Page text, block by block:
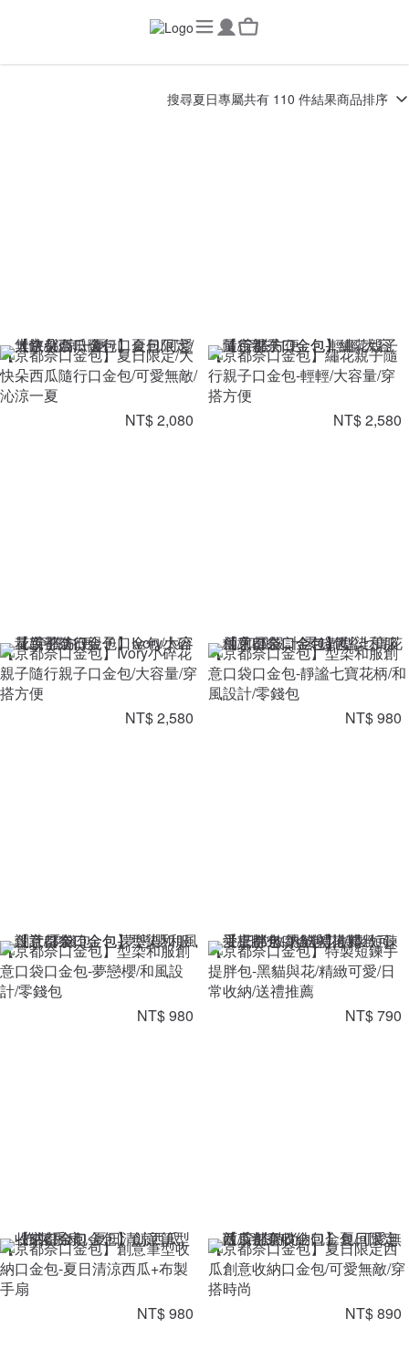
搜尋夏日專屬共有 110 件結果商品排序
【京都奈口金包】夏日限定/大
快朵西瓜隨行口金包/可愛無敵/
沁涼一夏
NT$ 2,080
【京都奈口金包】繡花親子隨
行親子口金包-輕輕/大容量/穿
搭方便
NT$ 2,580
【京都奈口金包】Ivory小碎花
親子隨行親子口金包/大容量/穿
搭方便
NT$ 2,580
【京都奈口金包】型染和服創
意口袋口金包-靜謐七寶花柄/和
風設計/零錢包
NT$ 980
【京都奈口金包】型染和服創
意口袋口金包-夢戀櫻/和風設
計/零錢包
NT$ 980
【京都奈口金包】特製短鍊手
提胖包-黑貓與花/精緻可愛/日
常收納/送禮推薦
NT$ 790
【京都奈口金包】創意筆型收
納口金包-夏日清涼西瓜+布製
手扇
NT$ 980
【京都奈口金包】夏日限定西
瓜創意收納口金包/可愛無敵/穿
搭時尚
NT$ 890